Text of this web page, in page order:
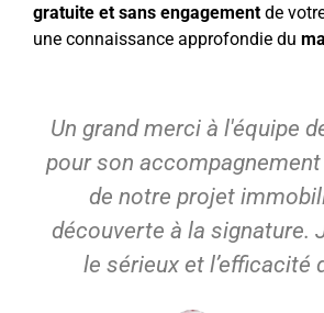
gratuite et sans engagement de
une connaissance approfondie du
grand merci à l'équipe de
son accompagnement tout
de notre projet immobilier, de
à la signature. J’ai
le sérieux et l’efficacité de